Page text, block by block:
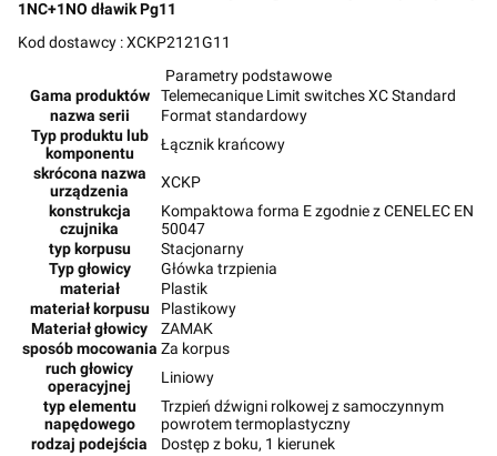
1NC+1NO dławik Pg11
Kod dostawcy : XCKP2121G11
Parametry podstawowe
Gama produktów
Telemecanique Limit switches XC Standard
nazwa serii
Format standardowy
Typ produktu lub
komponentu
Łącznik krańcowy
skrócona nazwa
urządzenia
XCKP
konstrukcja
czujnika
Kompaktowa forma E zgodnie z CENELEC EN
50047
typ korpusu
Stacjonarny
Typ głowicy
Główka trzpienia
materiał
Plastik
materiał korpusu
Plastikowy
Materiał głowicy
ZAMAK
sposób mocowania Za korpus
ruch głowicy
operacyjnej
Liniowy
typ elementu
napędowego
Trzpień dźwigni rolkowej z samoczynnym
powrotem termoplastyczny
rodzaj podejścia
Dostęp z boku, 1 kierunek